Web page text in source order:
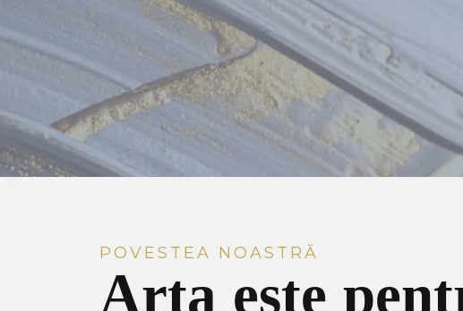
DESPRE NOI
POVESTEA NOASTRĂ